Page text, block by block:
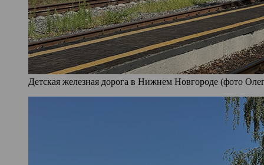
Детская железная дорога в Нижнем Новгороде (фото